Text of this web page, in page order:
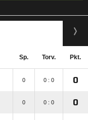
Sp. Torv. Pkt.
0 0 : 0 0
0 0 : 0 0